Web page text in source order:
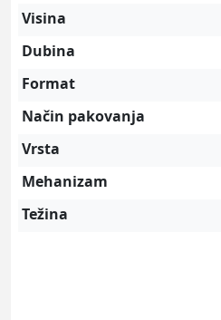
Visina
Dubina
Format
Način pakovanja
Vrsta
Mehanizam
Težina